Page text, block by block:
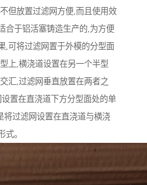
但放置过滤网方便,而且使用效
合于铝活塞铸造生产的,为方便
,可将过滤网置于外模的分型面
上,横浇道设置在另一个半型
汇,过滤网垂直放置在两者之
置在直浇道下方分型面处的单
将过滤网设置在直浇道与横浇
式。